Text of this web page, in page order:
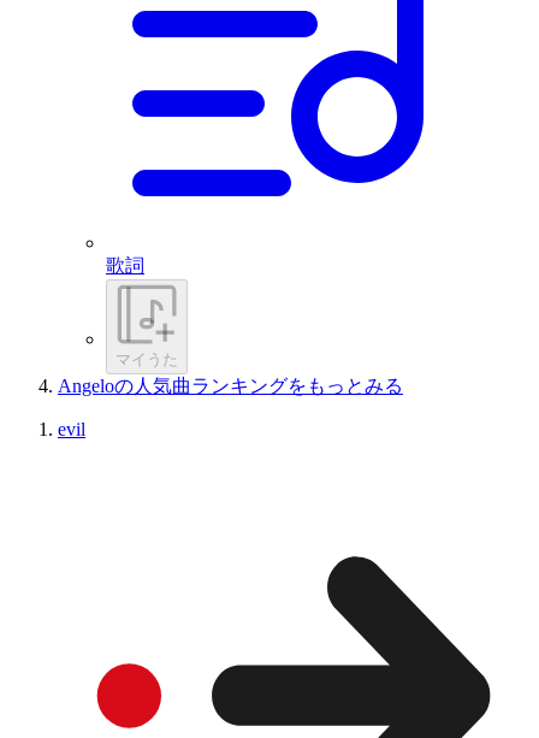
歌詞
マイうた
Angeloの人気曲ランキングをもっとみる
evil